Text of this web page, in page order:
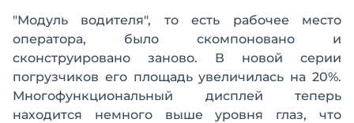
"Модуль водителя", то есть рабочее место
оператора, было скомпоновано и
сконструировано заново. В новой серии
погрузчиков его площадь увеличилась на 20%.
Многофункциональный дисплей теперь
находится немного выше уровня глаз, что